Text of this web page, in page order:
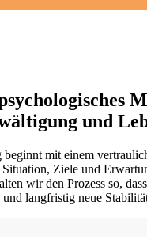
und
beginnt mit einem
Ziele und
wir den Prozess so,
und langfristig neue